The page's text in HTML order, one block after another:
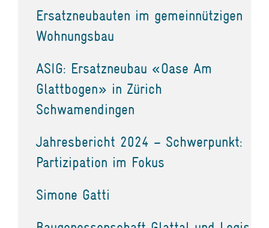
Ersatzneubauten im gemeinnützigen
Wohnungsbau
ASIG: Ersatzneubau «Oase Am
Glattbogen» in Zürich
Schwamendingen
Jahresbericht 2024 – Schwerpunkt:
Partizipation im Fokus
Simone Gatti